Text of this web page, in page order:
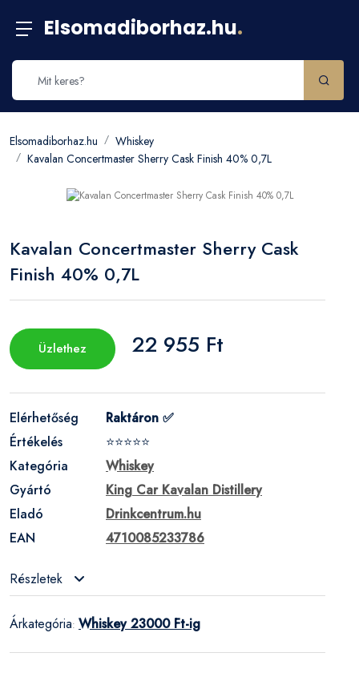
Elsomadiborhaz.hu.
Elsomadiborhaz.hu
Whiskey
Kavalan Concertmaster Sherry Cask Finish 40% 0,7L
Kavalan Concertmaster Sherry Cask
Finish 40% 0,7L
Üzlethez 22 955 Ft
Elérhetőség
Raktáron ✅
Értékelés
⭐⭐⭐⭐⭐
Kategória
Whiskey
Gyártó
King Car Kavalan Distillery
Eladó
Drinkcentrum.hu
EAN
4710085233786
Részletek
Árkategória: Whiskey 23000 Ft-ig